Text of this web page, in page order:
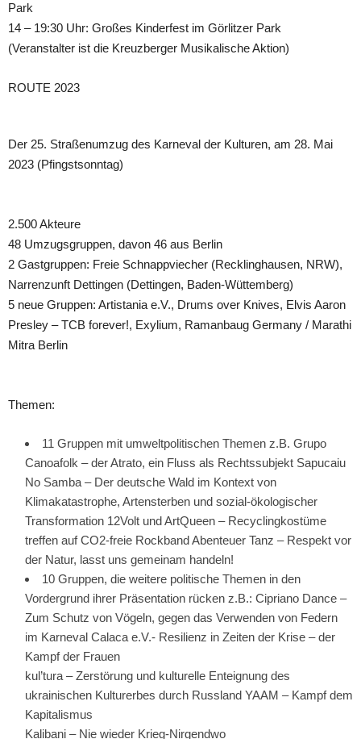
Park
14 – 19:30 Uhr: Großes Kinderfest im Görlitzer Park
(Veranstalter ist die Kreuzberger Musikalische Aktion)
ROUTE 2023
Der 25. Straßenumzug des Karneval der Kulturen, am 28. Mai
2023 (Pfingstsonntag)
2.500 Akteure
48 Umzugsgruppen, davon 46 aus Berlin
2 Gastgruppen: Freie Schnappviecher (Recklinghausen, NRW),
Narrenzunft Dettingen (Dettingen, Baden-Wüttemberg)
5 neue Gruppen: Artistania e.V., Drums over Knives, Elvis Aaron
Presley – TCB forever!, Exylium, Ramanbaug Germany / Marathi
Mitra Berlin
Themen:
11 Gruppen mit umweltpolitischen Themen z.B. Grupo
Canoafolk – der Atrato, ein Fluss als Rechtssubjekt Sapucaiu
No Samba – Der deutsche Wald im Kontext von
Klimakatastrophe, Artensterben und sozial-ökologischer
Transformation 12Volt und ArtQueen – Recyclingkostüme
treffen auf CO2-freie Rockband Abenteuer Tanz – Respekt vor
der Natur, lasst uns gemeinam handeln!
10 Gruppen, die weitere politische Themen in den
Vordergrund ihrer Präsentation rücken z.B.: Cipriano Dance –
Zum Schutz von Vögeln, gegen das Verwenden von Federn
im Karneval Calaca e.V.- Resilienz in Zeiten der Krise – der
Kampf der Frauen
kul’tura – Zerstörung und kulturelle Enteignung des
ukrainischen Kulturerbes durch Russland YAAM – Kampf dem
Kapitalismus
Kalibani – Nie wieder Krieg-Nirgendwo